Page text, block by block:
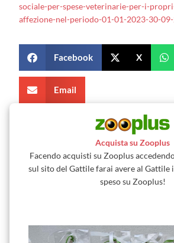
sociale-per-spese-veterinarie-per-i-
affezione-nel-periodo-01-01-2023-30-
Facebook X
Email
Acquista su Zooplus
Facendo acquisti su Zooplus
sul sito del Gattile farai avere al
speso su Zooplus!